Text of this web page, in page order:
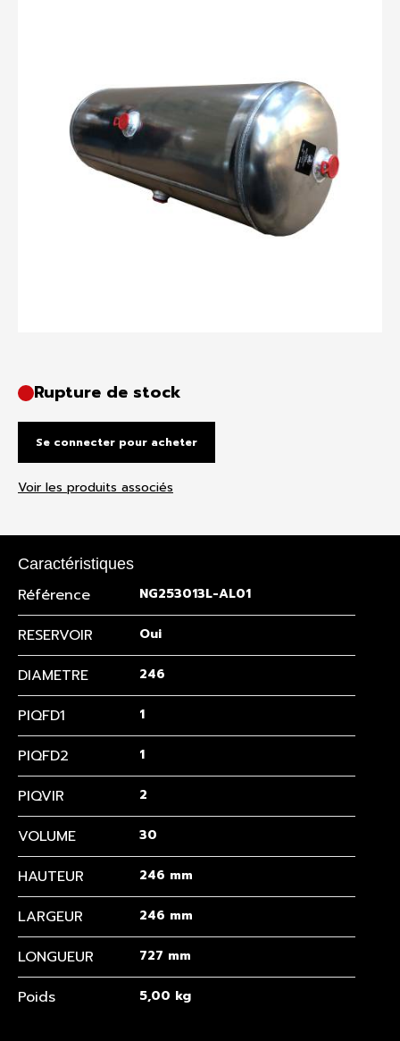
Rupture de stock
Se connecter pour acheter
Voir les produits associés
Caractéristiques
Référence NG253013L-AL01
RESERVOIR Oui
DIAMETRE 246
PIQFD1 1
PIQFD2 1
PIQVIR 2
VOLUME 30
HAUTEUR 246 mm
LARGEUR 246 mm
LONGUEUR 727 mm
Poids 5,00 kg